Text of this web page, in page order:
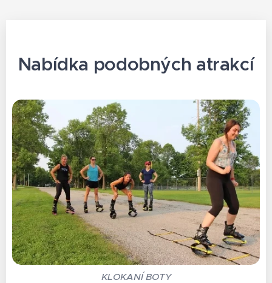
Nabídka podobných atrakcí
KLOKANÍ BOTY